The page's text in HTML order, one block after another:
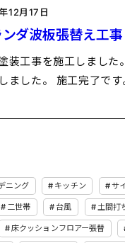
12月17日
ンダ波板張替え工
装工事を施工しました
ました。 施工完了で
ニング キッチン サ
二世帯 台風 土間打
床クッションフロアー張替